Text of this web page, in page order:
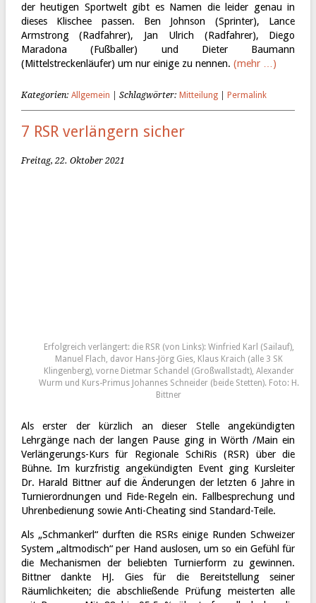
der heutigen Sportwelt gibt es Namen die leider genau in
dieses Klischee passen. Ben Johnson (Sprinter), Lance
Armstrong (Radfahrer), Jan Ulrich (Radfahrer), Diego
Maradona (Fußballer) und Dieter Baumann
(Mittelstreckenläufer) um nur einige zu nennen. (mehr …)
Kategorien: Allgemein | Schlagwörter: Mitteilung| Permalink
7 RSR verlängern sicher
Freitag, 22. Oktober 2021
Erfolgreich verlängert: die RSR (von Links): Winfried Karl (Sailauf),
Manuel Flach, davor Hans-Jörg Gies, Klaus Kraich (alle 3 SK
Klingenberg), vorne Dietmar Schandel (Großwallstadt), Alexander
Wurm und Kurs-Primus Johannes Schneider (beide Stetten). Foto: H.
Bittner
Als erster der kürzlich an dieser Stelle angekündigten
Lehrgänge nach der langen Pause ging in Wörth /Main ein
Verlängerungs-Kurs für Regionale SchiRis (RSR) über die
Bühne. Im kurzfristig angekündigten Event ging Kursleiter
Dr. Harald Bittner auf die Änderungen der letzten 6 Jahre in
Turnierordnungen und Fide-Regeln ein. Fallbesprechung und
Uhrenbedienung sowie Anti-Cheating sind Standard-Teile.
Als „Schmankerl“ durften die RSRs einige Runden Schweizer
System „altmodisch“ per Hand auslosen, um so ein Gefühl für
die Mechanismen der beliebten Turnierform zu gewinnen.
Bittner dankte HJ. Gies für die Bereitstellung seiner
Räumlichkeiten; die abschließende Prüfung meisterten alle